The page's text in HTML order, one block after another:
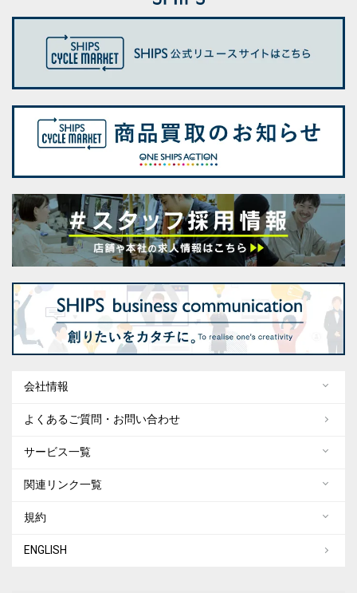
会社情報
よくあるご質問・お問い合わせ
サービス一覧
関連リンク一覧
規約
ENGLISH